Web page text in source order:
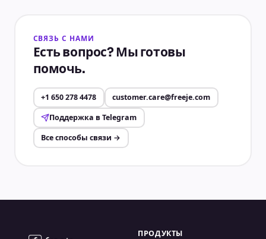
СВЯЗЬ С НАМИ
Есть вопрос? Мы готовы
помочь.
+1 650 278 4478
customer.care@freeje.com
Поддержка в Telegram
Все способы связи →
ПРОДУКТЫ